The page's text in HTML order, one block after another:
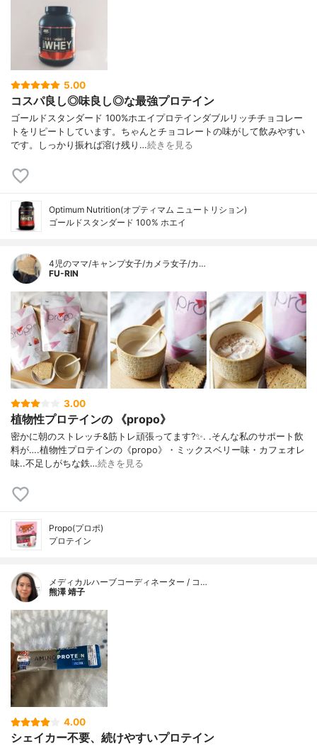
5.00
コスパ良し◎味良し◎な最強プロテイン
ゴールドスタンダード 100%ホエイプロテインダブルリッチチョコレー
トをリピートしています。ちゃんとチョコレートの味がして飲みやすい
です。しっかり振れば溶け残り…続きを見る
Optimum Nutrition(オプティマム ニュートリション)
ゴールドスタンダード 100% ホエイ
4児のママ/キャンプ女子/カメラ女子/カ…
FU-RIN
3.00
植物性プロテインの 《propo》
密かに朝のストレッチ&筋トレ頑張ってます?✨. .そんな私のサポート飲
料が….植物性プロテインの《propo》・ミックスベリー味・カフェオレ
味..不足しがちな鉄…続きを見る
Propo(プロポ)
プロテイン
メディカルハーブコーディネーター / コ…
熊澤 靖子
4.00
シェイカー不要、続けやすいプロテイン